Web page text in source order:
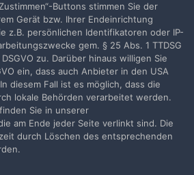
wp-
pdf/phantom_65-z3d.pdf
größeren Bildwandlern als S35 wird ist
kein Markt dafür vorhanden ist. Man
das weniger Korn/Bildrauschen durch
mehr wie zu Filmzeiten durch
wird.
auf schrafe 4k Bilder zu wecken, die
aus Kostengründen immer noch in
Buttons stimmen Sie der
Gerät bzw. Ihrer Endeinrichtung
z.B. persönlichen Identifikatoren oder IP-
gem. § 25 Abs. 1 TTDSG
zu. Darüber hinaus willigen Sie
ein, dass auch Anbieter in den USA
diesem Fall ist es möglich, dass die
lokale Behörden verarbeitet werden.
Sie in unserer
am Ende jeder Seite verlinkt sind. Die
durch Löschen des entsprechenden